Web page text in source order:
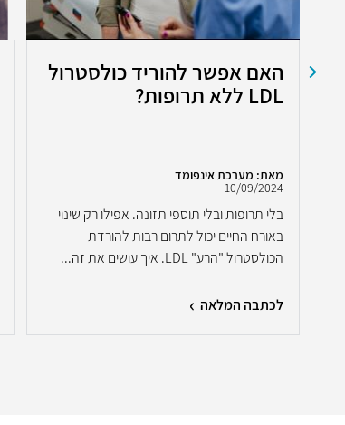
האם אפשר להוריד כולסטרול
LDL ללא תרופות?
מאת: מערכת אינפומד
10/09/2024
בלי תרופות ובלי תוספי תזונה. אפילו רק שינוי
באורח החיים יכול לתרום רבות להורדת
הכולסטרול "הרע" LDL. איך עושים את זה...
לכתבה המלאה